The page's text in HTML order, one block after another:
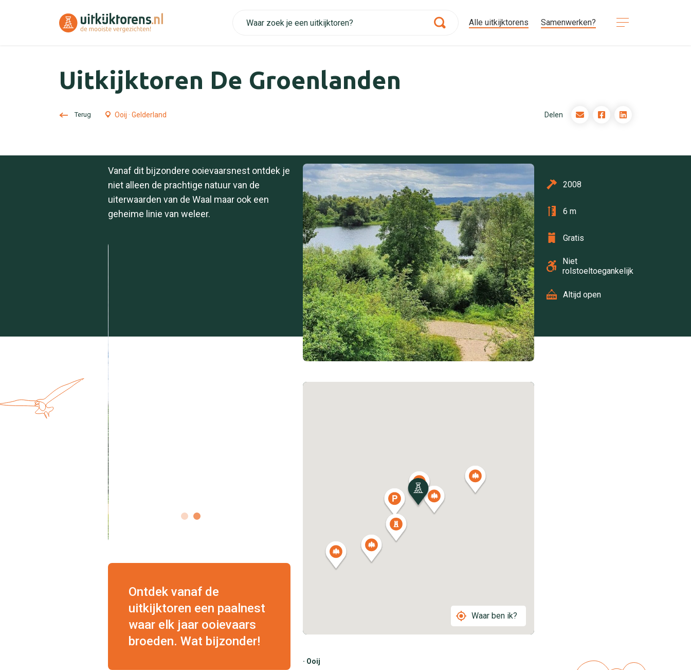
Alle uitkijktorens Samenwerken?
Uitkijktoren De Groenlanden
Terug Ooij · Gelderland Delen
2008
6 m
Gratis
Niet
rolstoeltoegankelijk
Altijd open
Vanaf dit bijzondere ooievaarsnest ontdek je
niet alleen de prachtige natuur van de
uiterwaarden van de Waal maar ook een
geheime linie van weleer.
Ontdek vanaf de
uitkijktoren een paalnest
waar elk jaar ooievaars
broeden. Wat bijzonder!
Waar ben ik?
· Ooij